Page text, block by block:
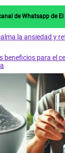
de Whatsapp de
la ansiedad y
beneficios para el